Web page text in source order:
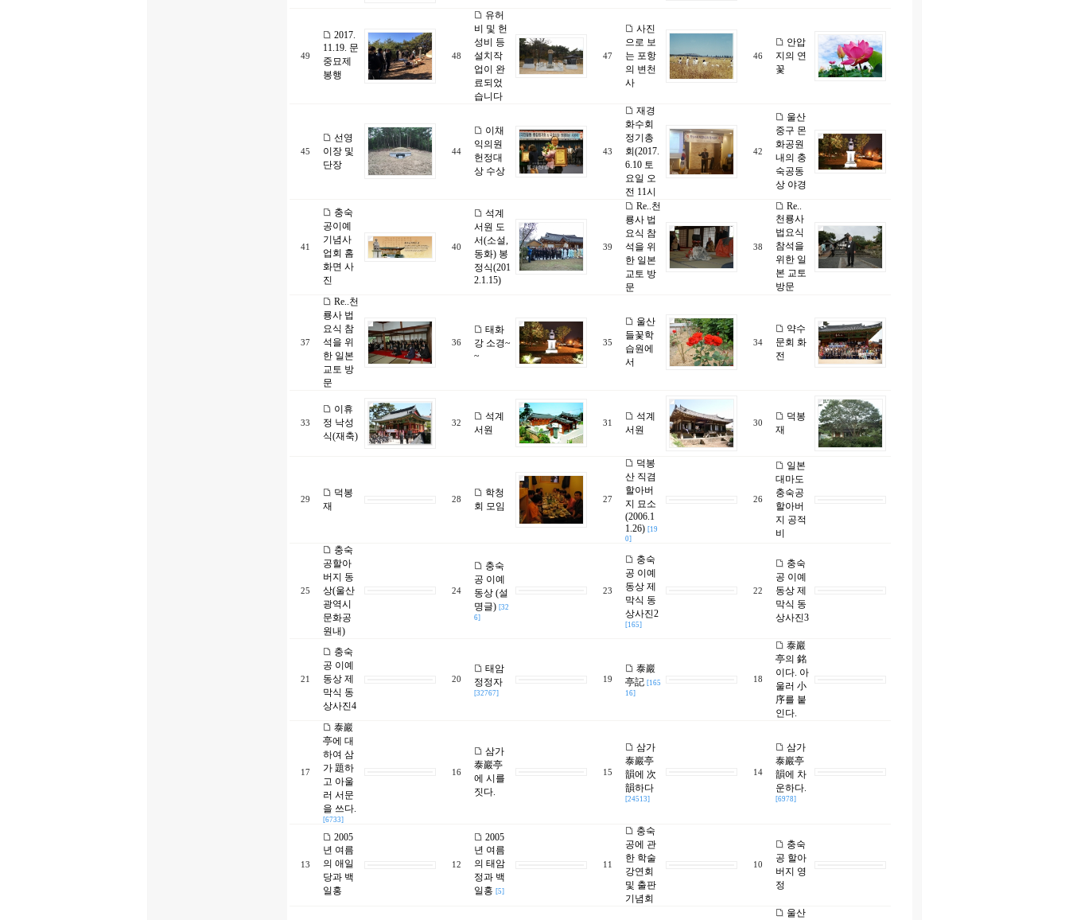
49
2017.
11.19. 문
중묘제
봉행
48
유허
비 및 헌
성비 등
설치작
업이 완
료되었
습니다
47
사진
으로 보
는 포항
의 변천
사
46
안압
지의 연
꽃
45
선영
이장 및
단장
44
이채
익의원
헌정대
상 수상
43
재경
화수회
정기총
회(2017.
6.10 토
요일 오
전 11시
42
울산
중구 몬
화공원
내의 충
숙공동
상 야경
41
충숙
공이예
기념사
업회 홈
화면 사
진
40
석계
서원 도
서(소설,
동화) 봉
정식(201
2.1.15)
39
Re..천
룡사 법
요식 참
석을 위
한 일본
교토 방
문
38
Re..
천룡사
법요식
참석을
위한 일
본 교토
방문
37
Re..천
룡사 법
요식 참
석을 위
한 일본
교토 방
문
36
태화
강 소경~
~
35
울산
들꽃학
습원에
서
34
약수
문회 화
전
33
이휴
정 낙성
식(재축)
32
석계
서원
31
석계
서원
30
덕봉
재
29
덕봉
재
28
학청
회 모임
27
덕봉
산 직겸
할아버
지 묘소
(2006.1
1.26) [19
0]
26
일본
대마도
충숙공
할아버
지 공적
비
25
충숙
공할아
버지 동
상(울산
광역시
문화공
원내)
24
충숙
공 이예
동상 (설
명글) [32
6]
23
충숙
공 이예
동상 제
막식 동
상사진2
[165]
22
충숙
공 이예
동상 제
막식 동
상사진3
21
충숙
공 이예
동상 제
막식 동
상사진4
20
태암
정정자
[32767]
19
泰巖
亭記 [165
16]
18
泰巖
亭의 銘
이다. 아
울러 小
序를 붙
인다.
17
泰巖
亭에 대
하여 삼
가 題하
고 아울
러 서문
을 쓰다.
[6733]
16
삼가
泰巖亭
에 시를
짓다.
15
삼가
泰巖亭
韻에 次
韻하다
[24513]
14
삼가
泰巖亭
韻에 차
운하다.
[6978]
13
2005
년 여름
의 애일
당과 백
일홍
12
2005
년 여름
의 태암
정과 백
일홍 [5]
11
충숙
공에 관
한 학술
강연회
및 출판
기념회
10
충숙
공 할아
버지 영
정
울산